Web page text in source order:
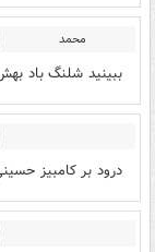
محمد
ببینید شلنگ باد
درود بر کامبیز